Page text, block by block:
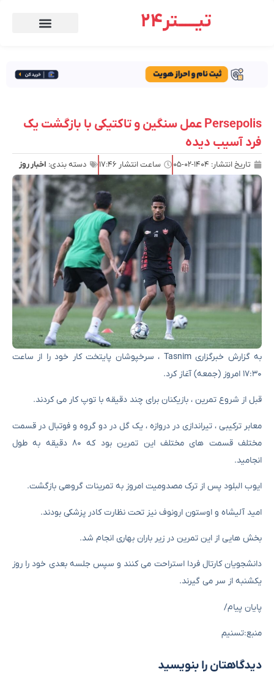
تیـــــتر24
Persepolis عمل سنگین و تاکتیکی با بازگشت یک
فرد آسیب دیده
تاریخ انتشار: ۱۴۰۴-۰۲-۰۵ ساعت انتشار ۱۷:۴۶ دسته بندی: اخبار روز
به گزارش خبرگزاری Tasnim ، سرخپوشان پایتخت کار خود را از ساعت
۱۷:۳۰ امروز (جمعه) آغاز کرد.
قبل از شروع تمرین ، بازیکنان برای چند دقیقه با توپ کار می کردند.
معابر ترکیبی ، تیراندازی در دروازه ، یک گل در دو گروه و فوتبال در قسمت
مختلف قسمت های مختلف این تمرین بود که ۸۰ دقیقه به طول
انجامید.
ایوب البلود پس از ترک مصدومیت امروز به تمرینات گروهی بازگشت.
امید آلیشاه و اوستون ارونوف نیز تحت نظارت کادر پزشکی بودند.
بخش هایی از این تمرین در زیر باران بهاری انجام شد.
دانشجویان کارتال فردا استراحت می کنند و سپس جلسه بعدی خود را روز
یکشنبه از سر می گیرند.
پایان پیام/
منبع:تسنیم
دیدگاهتان را بنویسید